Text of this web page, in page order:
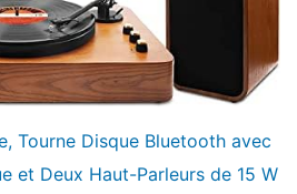
Tourne Disque Bluetooth avec
et Deux Haut-Parleurs de 15 W